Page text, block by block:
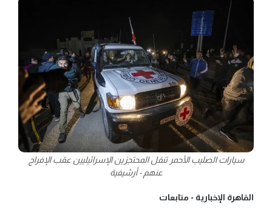
سيارات الصليب الأحمر تنقل المحتجزين الإسرائيليين عقب الإفراج
عنهم - أرشيفية
القاهرة الإخبارية - متابعات